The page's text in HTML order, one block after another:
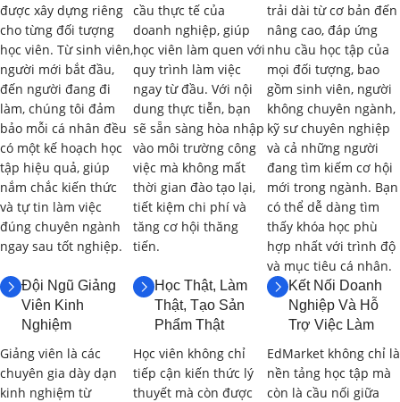
thuyết, bài tập, thực hành trên phần mềm và các dự án
thiết kế. Dưới đây là nội dung chi tiết và thời gian học dự
kiến cho từng phần:
Phần 1: Tổng Quan về Thiết Kế Vi Mạch
ASIC và Quy Trình Thiết Kế (6 giờ)
1.1. Giới Thiệu về Vi Mạch ASIC và Ứng
Dụng (2 giờ)
Khái niệm về vi mạch ASIC và phân loại.
Ưu điểm và nhược điểm của vi mạch ASIC so với FPGA và
các giải pháp khác.
Các lĩnh vực ứng dụng của vi mạch ASIC (viễn thông, điện
tử tiêu dùng, ô tô, y tế, IoT…).
Xu hướng phát triển của công nghệ ASIC.
được xây dựng riêng
cho từng đối tượng
học viên. Từ sinh viên,
người mới bắt đầu,
đến người đang đi
làm, chúng tôi đảm
bảo mỗi cá nhân đều
có một kế hoạch học
tập hiệu quả, giúp
nắm chắc kiến thức
và tự tin làm việc
đúng chuyên ngành
ngay sau tốt nghiệp.
cầu thực tế của
doanh nghiệp, giúp
học viên làm quen với
quy trình làm việc
ngay từ đầu. Với nội
dung thực tiễn, bạn
sẽ sẵn sàng hòa nhập
vào môi trường công
việc mà không mất
thời gian đào tạo lại,
tiết kiệm chi phí và
tăng cơ hội thăng
tiến.
trải dài từ cơ bản đến
nâng cao, đáp ứng
nhu cầu học tập của
mọi đối tượng, bao
gồm sinh viên, người
không chuyên ngành,
kỹ sư chuyên nghiệp
và cả những người
đang tìm kiếm cơ hội
mới trong ngành. Bạn
có thể dễ dàng tìm
thấy khóa học phù
hợp nhất với trình độ
và mục tiêu cá nhân.
Đội Ngũ Giảng
Viên Kinh
Nghiệm
Giảng viên là các
chuyên gia dày dạn
kinh nghiệm từ
Học Thật, Làm
Thật, Tạo Sản
Phẩm Thật
Học viên không chỉ
tiếp cận kiến thức lý
thuyết mà còn được
Kết Nối Doanh
Nghiệp Và Hỗ
Trợ Việc Làm
EdMarket không chỉ là
nền tảng học tập mà
còn là cầu nối giữa